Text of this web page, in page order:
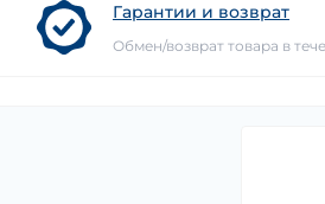
Гарантии и возврат
Обмен/возврат товара в